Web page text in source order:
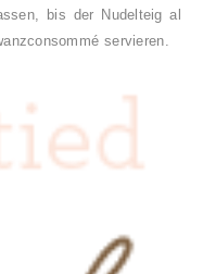
bis der Nudelteig al
servieren.